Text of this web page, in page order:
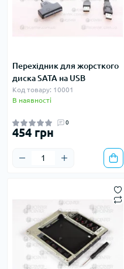
Перехідник для жорсткого
диска SATA на USB
Код товару: 10001
В наявності
0
454 грн